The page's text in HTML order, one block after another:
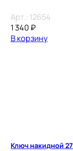
Арт.: 12654
1 340 ₽
В корзину
Ключ накидной